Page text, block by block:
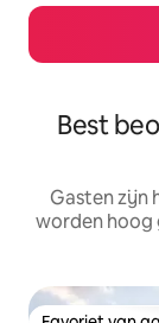
Best
Gasten zijn
worden hoog